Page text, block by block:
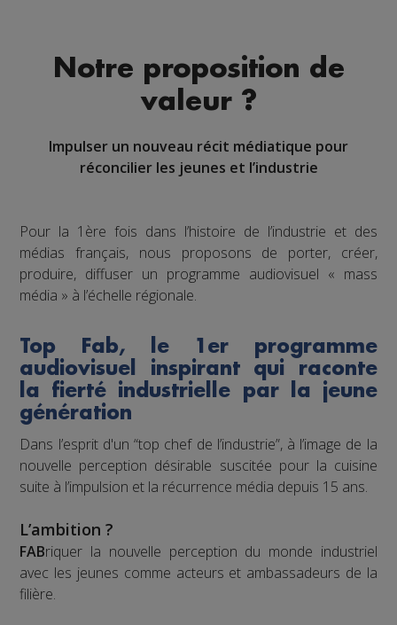
Notre proposition de
valeur ?
Impulser un nouveau récit médiatique pour
réconcilier les jeunes et l’industrie
Pour la 1ère fois dans l’histoire de l’industrie et des
médias français, nous proposons de porter, créer,
produire, diffuser un programme audiovisuel « mass
média » à l’échelle régionale.
Top Fab, le 1er programme
audiovisuel inspirant qui raconte
la fierté industrielle par la jeune
génération
Dans l’esprit d'un “top chef de l’industrie”, à l’image de la
nouvelle perception désirable suscitée pour la cuisine
suite à l’impulsion et la récurrence média depuis 15 ans.
L’ambition ?
FABriquer la nouvelle perception du monde industriel
avec les jeunes comme acteurs et ambassadeurs de la
filière.